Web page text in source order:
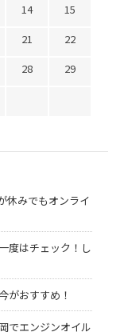
14
15
21
22
28
29
休みでもオンライ
度はチェック！し
がおすすめ！
でエンジンオイル